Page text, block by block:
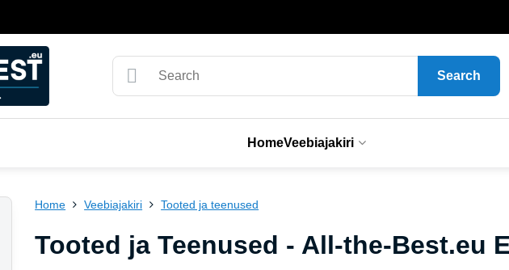
Search
HomeVeebiajakiri
Home Veebiajakiri Tooted ja teenused
Tooted ja Teenused - All-the-Best.eu